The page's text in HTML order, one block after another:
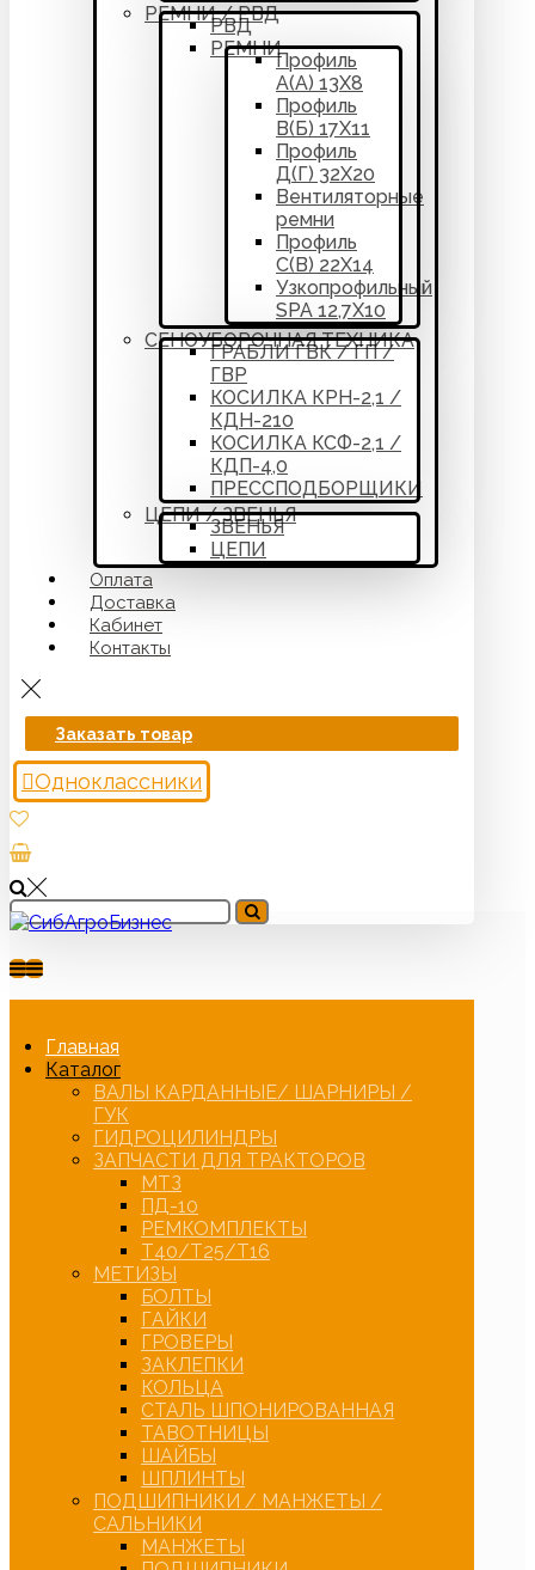
РЕМНИ / РВД
РВД
РЕМНИ
Профиль
А(А) 13Х8
Профиль
В(Б) 17Х11
Профиль
Д(Г) 32Х20
Вентиляторные
ремни
Профиль
С(В) 22Х14
Узкопрофильный
SPA 12,7Х10
СЕНОУБОРОЧНАЯ ТЕХНИКА
ГРАБЛИ ГВК / ГП /
ГВР
КОСИЛКА КРН-2,1 /
КДН-210
КОСИЛКА КСФ-2,1 /
КДП-4,0
ПРЕССПОДБОРЩИКИ
ЦЕПИ / ЗВЕНЬЯ
ЗВЕНЬЯ
ЦЕПИ
Оплата
Доставка
Кабинет
Контакты
Заказать товар
Одноклассники
Главная
Каталог
ВАЛЫ КАРДАННЫЕ/ ШАРНИРЫ /
ГУК
ГИДРОЦИЛИНДРЫ
ЗАПЧАСТИ ДЛЯ ТРАКТОРОВ
МТЗ
ПД-10
РЕМКОМПЛЕКТЫ
Т40/Т25/Т16
МЕТИЗЫ
БОЛТЫ
ГАЙКИ
ГРОВЕРЫ
ЗАКЛЕПКИ
КОЛЬЦА
СТАЛЬ ШПОНИРОВАННАЯ
ТАВОТНИЦЫ
ШАЙБЫ
ШПЛИНТЫ
ПОДШИПНИКИ / МАНЖЕТЫ /
САЛЬНИКИ
МАНЖЕТЫ